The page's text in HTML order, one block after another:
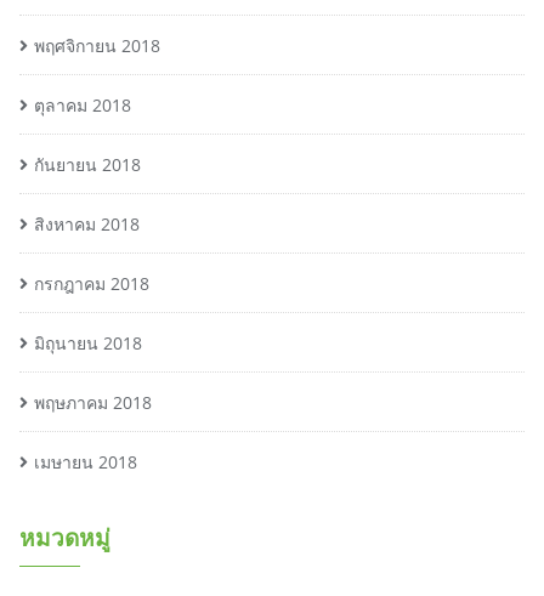
พฤศจิกายน 2018
ตุลาคม 2018
กันยายน 2018
สิงหาคม 2018
กรกฎาคม 2018
มิถุนายน 2018
พฤษภาคม 2018
เมษายน 2018
หมวดหมู่